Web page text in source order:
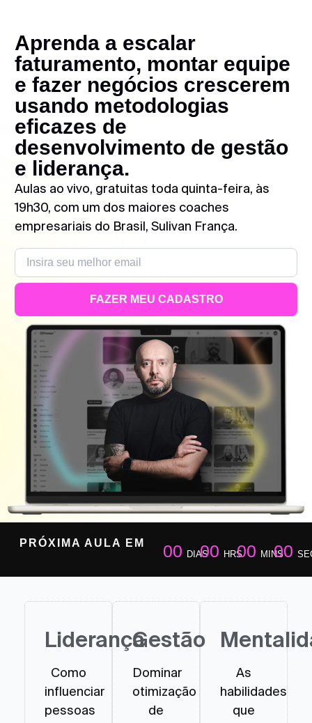
Aprenda a escalar
faturamento, montar equipe
e fazer negócios crescerem
usando metodologias
eficazes de
desenvolvimento de gestão
e liderança.
Aulas ao vivo, gratuitas toda quinta-feira, às
19h30, com um dos maiores coaches
empresariais do Brasil, Sulivan França.
FAZER MEU CADASTRO
PRÓXIMA AULA EM 00 DIAS00 HRS00 MINS00
Liderança
Como
influenciar
pessoas
Gestão
Dominar
otimização
de
As
habilidades
que